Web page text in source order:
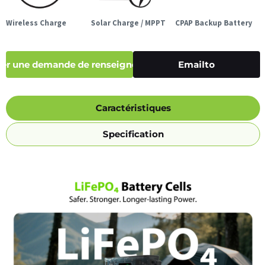
Wireless Charge Solar Charge / MPPT CPAP Backup Battery
une demande de renseignements Emailto
Caractéristiques
Specification